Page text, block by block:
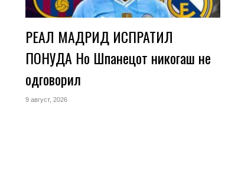
РЕАЛ МАДРИД ИСПРАТИЛ
ПОНУДА Но Шпанецот никогаш не
одговорил
9 август, 2026